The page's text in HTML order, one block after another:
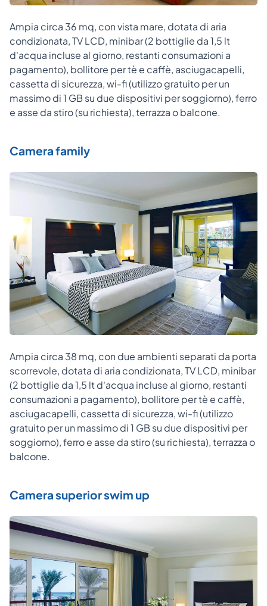
Ampia circa 36 mq, con vista mare, dotata di aria
condizionata, TV LCD, minibar (2 bottiglie da 1,5 lt
d'acqua incluse al giorno, restanti consumazioni a
pagamento), bollitore per tè e caffè, asciugacapelli,
cassetta di sicurezza, wi-fi (utilizzo gratuito per un
massimo di 1 GB su due dispositivi per soggiorno), ferro
e asse da stiro (su richiesta), terrazza o balcone.
Camera family
Ampia circa 38 mq, con due ambienti separati da porta
scorrevole, dotata di aria condizionata, TV LCD, minibar
(2 bottiglie da 1,5 lt d'acqua incluse al giorno, restanti
consumazioni a pagamento), bollitore per tè e caffè,
asciugacapelli, cassetta di sicurezza, wi-fi (utilizzo
gratuito per un massimo di 1 GB su due dispositivi per
soggiorno), ferro e asse da stiro (su richiesta), terrazza o
balcone.
Camera superior swim up